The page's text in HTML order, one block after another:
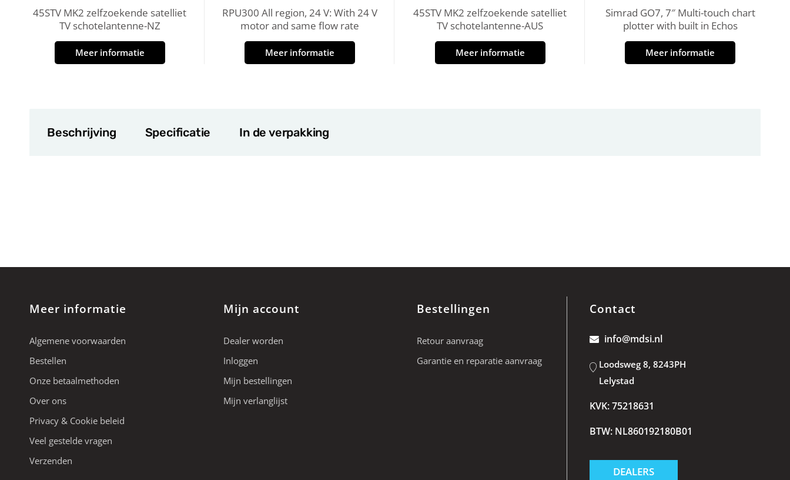
45STV MK2 zelfzoekende satelliet
TV schotelantenne-NZ
Meer informatie
RPU300 All region, 24 V: With 24 V
motor and same flow rate
Meer informatie
45STV MK2 zelfzoekende satelliet
TV schotelantenne-AUS
Meer informatie
Simrad GO7, 7″ Multi-touch chart
plotter with built in Echos
Meer informatie
Beschrijving Specificatie In de verpakking
Meer informatie
Algemene voorwaarden
Bestellen
Onze betaalmethoden
Over ons
Privacy & Cookie beleid
Veel gestelde vragen
Verzenden
Mijn account
Dealer worden
Inloggen
Mijn bestellingen
Mijn verlanglijst
Bestellingen
Retour aanvraag
Garantie en reparatie aanvraag
Contact
info@mdsi.nl
Loodsweg 8, 8243PH
Lelystad
KVK: 75218631
BTW: NL860192180B01
DEALERS